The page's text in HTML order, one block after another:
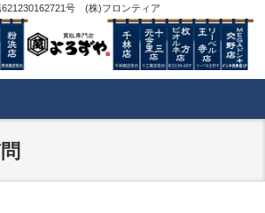
621230162721号 (株)フロンティア